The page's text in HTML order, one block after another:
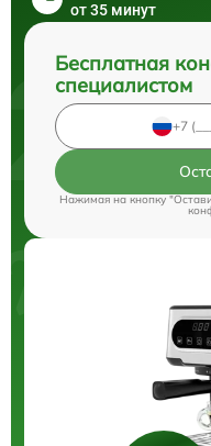
от 35 минут
Бесплатная
специалистом
Нажимая на кнопку